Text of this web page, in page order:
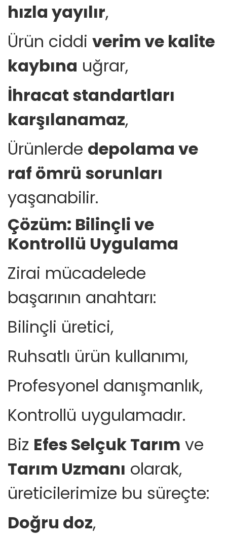
hızla yayılır,
Ürün ciddi verim ve kalite
kaybına uğrar,
İhracat standartları
karşılanamaz,
Ürünlerde depolama ve
raf ömrü sorunları
yaşanabilir.
Çözüm: Bilinçli ve
Kontrollü Uygulama
Zirai mücadelede
başarının anahtarı:
Bilinçli üretici,
Ruhsatlı ürün kullanımı,
Profesyonel danışmanlık,
Kontrollü uygulamadır.
Biz Efes Selçuk Tarım ve
Tarım Uzmanı olarak,
üreticilerimize bu süreçte:
Doğru doz,